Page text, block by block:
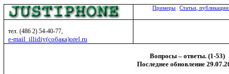
|Примеры |Статьи,
тел. (486 2) 54-40-77,
e-mail illidiy(собака)orel.ru
Вопросы – ответы. (1-53)
Последнее обновление 29.07